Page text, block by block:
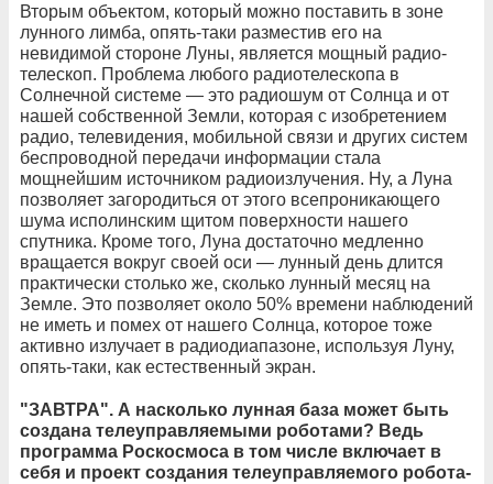
Вторым объектом, который можно поставить в зоне
лунного лимба, опять-таки разместив его на
невидимой стороне Луны, является мощный радио­
телескоп. Проблема любого радиотелескопа в
Солнечной системе — это радиошум от Солнца и от
нашей собственной Земли, которая с изобретением
радио, телевидения, мобильной связи и других систем
беспроводной передачи информации стала
мощнейшим источником радиоизлучения. Ну, а Луна
позволяет загородиться от этого всепроникающего
шума исполинским щитом поверхности нашего
спутника. Кроме того, Луна достаточно медленно
вращается вокруг своей оси — лунный день длится
практически столько же, сколько лунный месяц на
Земле. Это позволяет около 50% времени наблюдений
не иметь и помех от нашего Солнца, которое тоже
активно излучает в радиодиапазоне, используя Луну,
опять-таки, как естественный экран.
"ЗАВТРА". А насколько лунная база может быть
создана телеуправляемыми роботами? Ведь
программа Роскосмоса в том числе включает в
себя и проект создания телеуправляемого робота-